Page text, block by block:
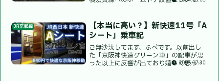
と思います。よろしくお願いします！そ
もそもJR東日本はどこに...
JR京都線
【本当に高い？】新快速11号「A
シート」乗車記
ご無沙汰してます、ふぺです。以前出し
た「京阪神快速グリーン車」の記事が思
った以上に反響が出ており嬉しく思って
2025.07.30